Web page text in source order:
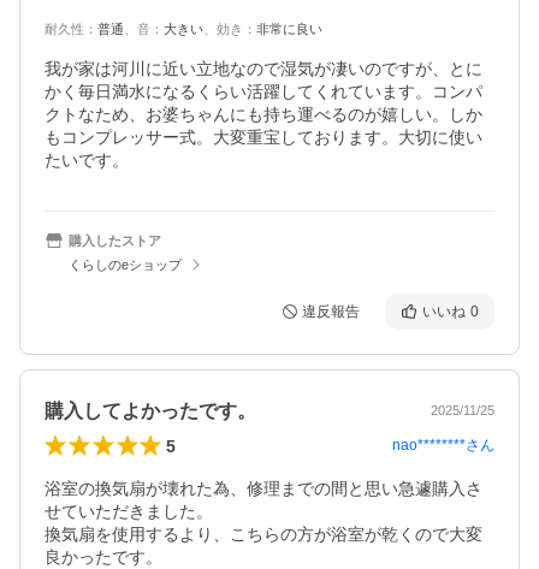
耐久性 ： 普通 音 ： 大きい 効き ： 非常に良い
我が家は河川に近い立地なので湿気が凄いのですが、とに
かく毎日満水になるくらい活躍してくれています。コンパ
クトなため、お婆ちゃんにも持ち運べるのが嬉しい。しか
もコンプレッサー式。大変重宝しております。大切に使い
たいです。
購入したストア
くらしのeショップ
違反報告 いいね 0
購入してよかったです。 2025/11/25
5 nao********さん
浴室の換気扇が壊れた為、修理までの間と思い急遽購入さ
せていただきました。
換気扇を使用するより、こちらの方が浴室が乾くので大変
良かったです。